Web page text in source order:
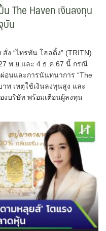
The Haven เงินลงทุน
บัน
ง “ไทรทัน โฮลดิ้ง” (TRITN)
พ.ย.และ 4 ธ.ค.67 นี้ กรณี
อนและการนันทนาการ “The
ท เหตุใช้เงินลงทุนสูง และ
งบริษัท พร้อมเตือนผู้ลงทุน